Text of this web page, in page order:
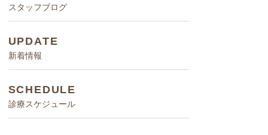
スタッフブログ
UPDATE
新着情報
SCHEDULE
診療スケジュール